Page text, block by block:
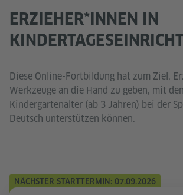
ERZIEHER*INNEN IN
Diese Online-Fortbildung hat zum Ziel,
Werkzeuge an die Hand zu geben, mit
Kindergartenalter (ab 3 Jahren) bei der
Deutsch unterstützen können.
NÄCHSTER STARTTERMIN: 07.09.2026